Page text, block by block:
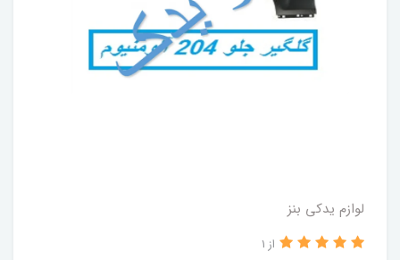
لوازم یدکی بنز
از 1